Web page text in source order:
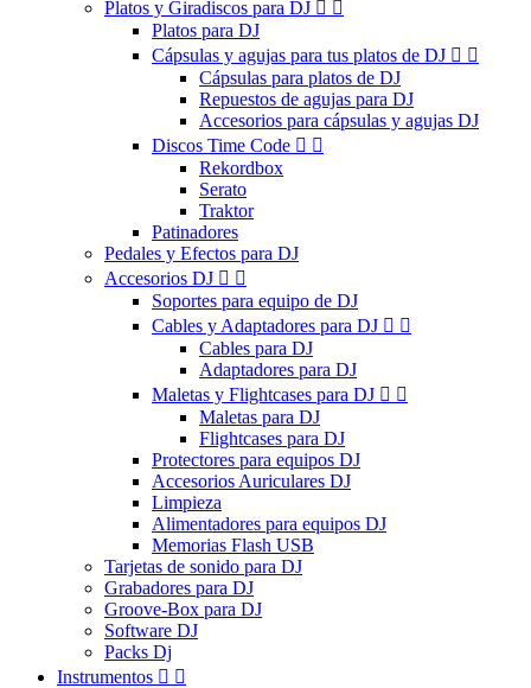
Platos y Giradiscos para DJ  
Platos para DJ
Cápsulas y agujas para tus platos de DJ  
Cápsulas para platos de DJ
Repuestos de agujas para DJ
Accesorios para cápsulas y agujas DJ
Discos Time Code  
Rekordbox
Serato
Traktor
Patinadores
Pedales y Efectos para DJ
Accesorios DJ  
Soportes para equipo de DJ
Cables y Adaptadores para DJ  
Cables para DJ
Adaptadores para DJ
Maletas y Flightcases para DJ  
Maletas para DJ
Flightcases para DJ
Protectores para equipos DJ
Accesorios Auriculares DJ
Limpieza
Alimentadores para equipos DJ
Memorias Flash USB
Tarjetas de sonido para DJ
Grabadores para DJ
Groove-Box para DJ
Software DJ
Packs Dj
Instrumentos  